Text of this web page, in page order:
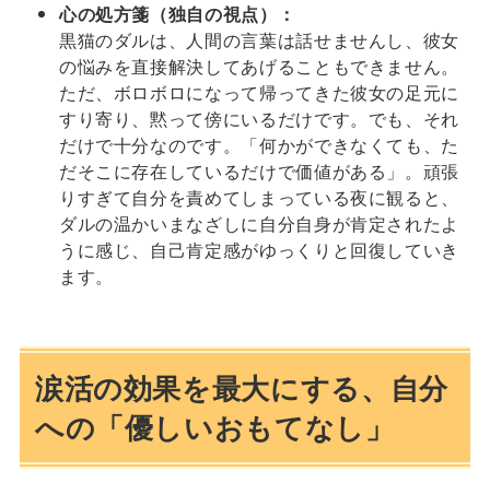
心の処方箋（独自の視点）：
黒猫のダルは、人間の言葉は話せませんし、彼女
の悩みを直接解決してあげることもできません。
ただ、ボロボロになって帰ってきた彼女の足元に
すり寄り、黙って傍にいるだけです。でも、それ
だけで十分なのです。「何かができなくても、た
だそこに存在しているだけで価値がある」。頑張
りすぎて自分を責めてしまっている夜に観ると、
ダルの温かいまなざしに自分自身が肯定されたよ
うに感じ、自己肯定感がゆっくりと回復していき
ます。
涙活の効果を最大にする、自分
への「優しいおもてなし」